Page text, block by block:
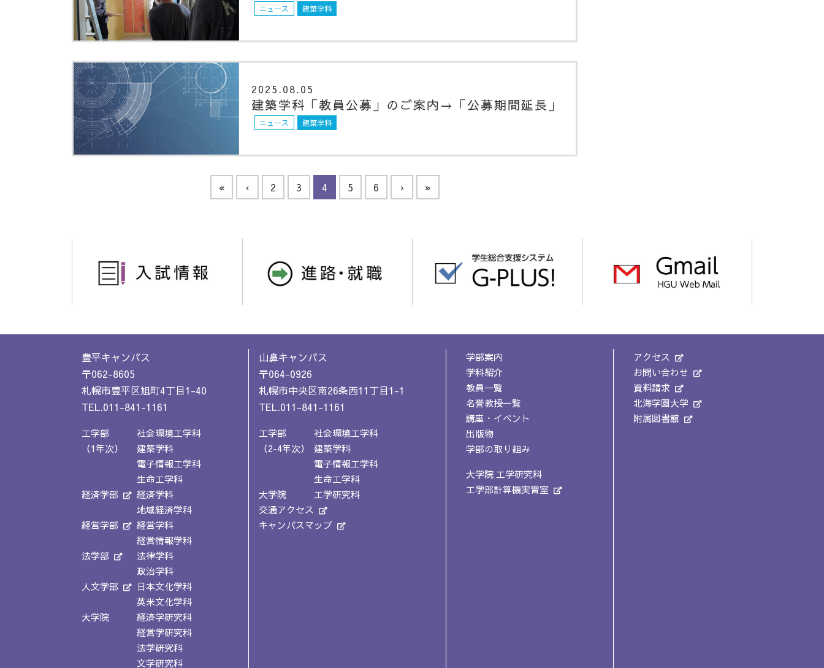
ニュース 建築学科
2025.08.05
建築学科「教員公募」のご案内→「公募期間延長」
ニュース 建築学科
« ‹ 2 3 4 5 6 › »
豊平キャンパス
〒062-8605
札幌市豊平区旭町4丁目1-40
TEL.011-841-1161
工学部
（1年次）
社会環境工学科
建築学科
電子情報工学科
生命工学科
経済学部
経済学科
地域経済学科
経営学部
経営学科
経営情報学科
法学部
法律学科
政治学科
人文学部
日本文化学科
英米文化学科
大学院
経済学研究科
経営学研究科
法学研究科
文学研究科
山鼻キャンパス
〒064-0926
札幌市中央区南26条西11丁目1-1
TEL.011-841-1161
工学部
（2-4年次）
社会環境工学科
建築学科
電子情報工学科
生命工学科
大学院
工学研究科
交通アクセス
キャンパスマップ
学部案内
学科紹介
教員一覧
名誉教授一覧
講座・イベント
出版物
学部の取り組み
大学院 工学研究科
工学部計算機実習室
アクセス
お問い合わせ
資料請求
北海学園大学
附属図書館